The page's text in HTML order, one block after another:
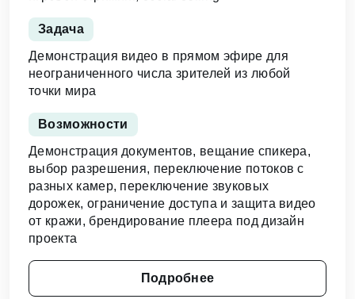
Задача
Демонстрация видео в прямом эфире для
неограниченного числа зрителей из любой
точки мира
Возможности
Демонстрация документов, вещание спикера,
выбор разрешения, переключение потоков с
разных камер, переключение звуковых
дорожек, ограничение доступа и защита видео
от кражи, брендирование плеера под дизайн
проекта
Подробнее